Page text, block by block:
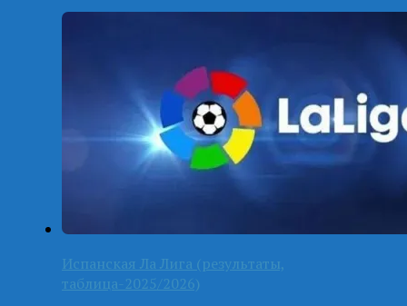
Испанская Ла Лига (результаты,
таблица-2025/2026)